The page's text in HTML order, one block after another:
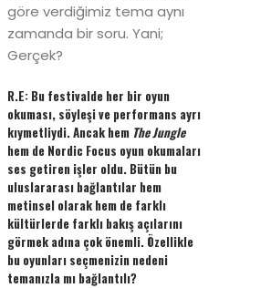
göre verdiğimiz tema aynı
zamanda bir soru. Yani;
Gerçek?
R.E: Bu festivalde her bir oyun
okuması, söyleşi ve performans ayrı
kıymetliydi. Ancak hem The Jungle
hem de Nordic Focus oyun okumaları
ses getiren işler oldu. Bütün bu
uluslararası bağlantılar hem
metinsel olarak hem de farklı
kültürlerde farklı bakış açılarını
görmek adına çok önemli. Özellikle
bu oyunları seçmenizin nedeni
temanızla mı bağlantılı?